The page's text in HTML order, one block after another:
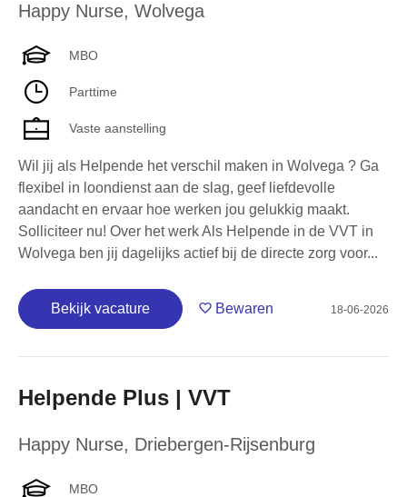
Happy Nurse, Wolvega
MBO
Parttime
Vaste aanstelling
Wil jij als Helpende het verschil maken in Wolvega ? Ga
flexibel in loondienst aan de slag, geef liefdevolle
aandacht en ervaar hoe werken jou gelukkig maakt.
Solliciteer nu! Over het werk Als Helpende in de VVT in
Wolvega ben jij dagelijks actief bij de directe zorg voor...
Bekijk vacature Bewaren 18-06-2026
Helpende Plus | VVT
Happy Nurse, Driebergen-Rijsenburg
MBO